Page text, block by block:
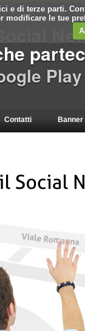
e di terze parti.
modificare le tue
Contatti Banner
Play